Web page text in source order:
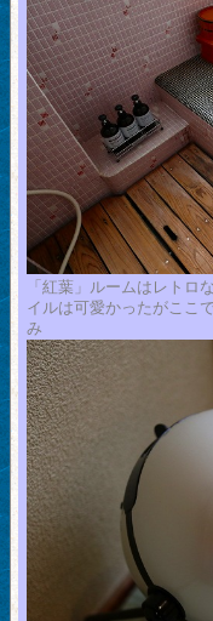
「紅葉」ルームはレトロ
イルは可愛かったがここ
み